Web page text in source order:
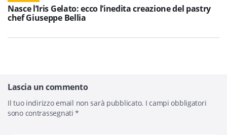
Nasce l’Iris Gelato: ecco l’inedita creazione del pastry
chef Giuseppe Bellia
Lascia un commento
Il tuo indirizzo email non sarà pubblicato. I campi obbligatori
sono contrassegnati*